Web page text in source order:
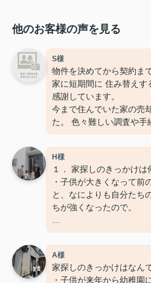
他のお客様の声を見る
S様
物件を決めてから契約ま
家に短期間に 住み替えす
感謝しています。
今まで住んでいた家の売
た。 色々難しい調査や手
途中経過もこまめに 連絡
お任せすることが出来ま
とうございました。
H様
１． 家探しのきっかけは
・子供が大きくなって前
と、なによりも自分たち
ちが強くなったので。
２． この物件を選んだ決
は？
・生活拠点がこれまでと
小学校、中学校が近かっ
A様
家探しのきっかけはなん
・子供が来年から幼稚園